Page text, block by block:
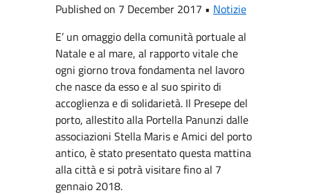
Published on 7 December 2017 • Notizie
E’ un omaggio della comunità portuale al
Natale e al mare, al rapporto vitale che
ogni giorno trova fondamenta nel lavoro
che nasce da esso e al suo spirito di
accoglienza e di solidarietà. Il Presepe del
porto, allestito alla Portella Panunzi dalle
associazioni Stella Maris e Amici del porto
antico, è stato presentato questa mattina
alla città e si potrà visitare fino al 7
gennaio 2018.